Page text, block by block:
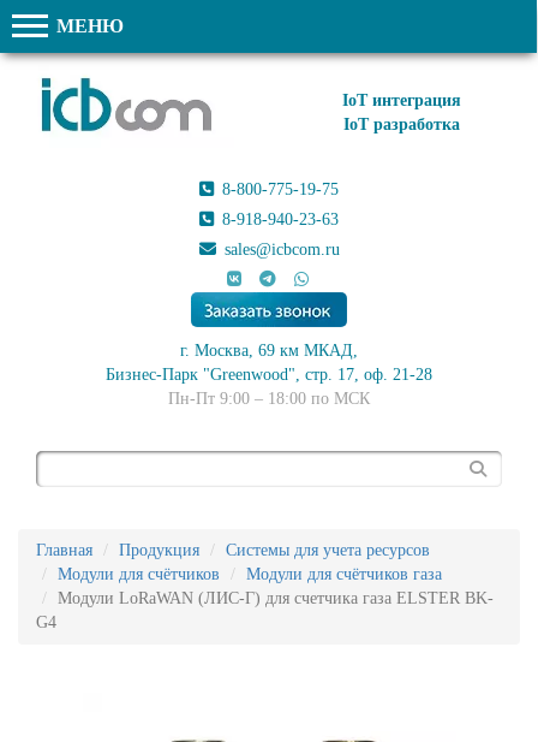
МЕНЮ
IoT интеграция
IoT разработка
8-800-775-19-75
8-918-940-23-63
sales@icbcom.ru
г. Москва, 69 км МКАД,
Бизнес-Парк "Greenwood", стр. 17, оф. 21-28
Пн-Пт 9:00 – 18:00 по МСК
Главная Продукция
Системы для учета ресурсов
Модули для счётчиков
Модули для счётчиков газа
Модули LoRaWAN (ЛИС-Г) для счетчика газа ELSTER BK-
G4